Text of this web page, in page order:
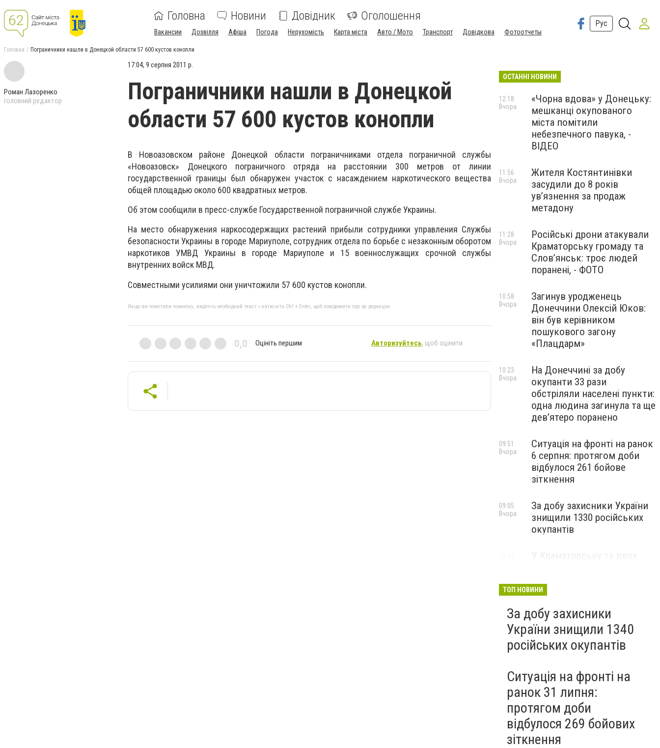
Головна Новини Довідник Оголошення
Вакансии Дозвілля Афіша Погода Нерухомість Карта міста Авто / Мото Транспорт Довідкова Фотоотчеты
Рус
Головна Пограничники нашли в Донецкой области 57 600 кустов конопли
Роман Лазоренко
головний редактор
17:04, 9 серпня 2011 р.
Пограничники нашли в Донецкой
области 57 600 кустов конопли
В Новоазовском районе Донецкой области пограничниками отдела пограничной службы
«Новоазовск» Донецкого пограничного отряда на расстоянии 300 метров от линии
государственной границы был обнаружен участок с насаждением наркотического вещества
общей площадью около 600 квадратных метров.
Об этом сообщили в пресс-службе Государственной пограничной службе Украины.
На место обнаружения наркосодержащих растений прибыли сотрудники управления Службы
безопасности Украины в городе Мариуполе, сотрудник отдела по борьбе с незаконным оборотом
наркотиков УМВД Украины в городе Мариуполе и 15 военнослужащих срочной службы
внутренних войск МВД.
Совместными усилиями они уничтожили 57 600 кустов конопли.
Якщо ви помітили помилку, виділіть необхідний текст і натисніть Ctrl + Enter, щоб повідомити про це редакцію
0,0 Оцініть першим Авторизуйтесь, щоб оцінити
ОСТАННІ НОВИНИ
«Чорна вдова» у Донецьку:
мешканці окупованого
міста помітили
небезпечного павука, -
ВІДЕО
12:18
Вчора
Жителя Костянтинівки
засудили до 8 років
ув’язнення за продаж
метадону
11:56
Вчора
Російські дрони атакували
Краматорську громаду та
Слов’янськ: троє людей
поранені, - ФОТО
11:28
Вчора
Загинув уродженець
Донеччини Олексій Юков:
він був керівником
пошукового загону
«Плацдарм»
10:58
Вчора
На Донеччині за добу
окупанти 33 рази
обстріляли населені пункти:
одна людина загинула та ще
девʼятеро поранено
10:23
Вчора
Ситуація на фронті на ранок
6 серпня: протягом доби
відбулося 261 бойове
зіткнення
09:51
Вчора
За добу захисники України
знищили 1330 російських
окупантів
09:05
Вчора
У Краматорську та двох
евакуацію дітей із
ТОП НОВИНИ
За добу захисники
України знищили 1340
російських окупантів
Ситуація на фронті на
ранок 31 липня:
протягом доби
відбулося 269 бойових
зіткнення